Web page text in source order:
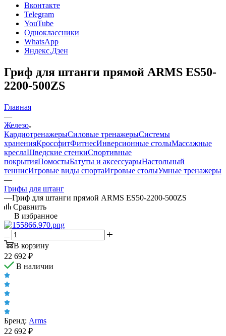
Вконтакте
Telegram
YouTube
Одноклассники
WhatsApp
Яндекс.Дзен
Гриф для штанги прямой ARMS ES50-
2200-500ZS
Главная
—
Железо
КардиотренажерыСиловые тренажерыСистемы
храненияКроссфитФитнесИнверсионные столыМассажные
креслаШведские стенкиСпортивные
покрытияПомостыБатуты и аксессуарыНастольный
теннисИгровые виды спортаИгровые столыУмные тренажеры
—
Грифы для штанг
—Гриф для штанги прямой ARMS ES50-2200-500ZS
Сравнить
В избранное
В корзину
22 692 ₽
В наличии
Бренд: Arms
22 692 ₽